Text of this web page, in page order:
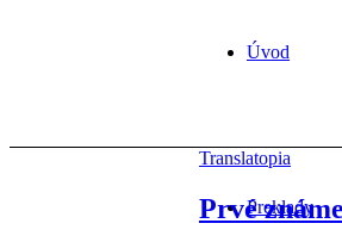
Úvod
Preklady
Translatopia
Prvé